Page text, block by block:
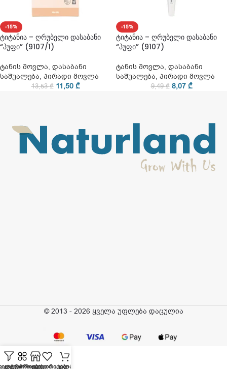
-15%
ტიტანია – ღრუბელი დასაბანი
“პუფი” (9107/1)
ტანის მოვლა, დასაბანი
საშუალება, პირადი მოვლა
13,53₾ 11,50 ₾
-15%
ტიტანია – ღრუბელი დასაბანი
“პუფი” (9107)
ტანის მოვლა, დასაბანი
საშუალება, პირადი მოვლა
9,49₾ 8,07 ₾
© 2013 - 2026 ყველა უფლება დაცულია
კატეგორიები
პროდუქცია
ფავორიტები
კალათა